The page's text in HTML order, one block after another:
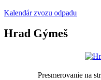
Kalendár zvozu odpadu
Hrad Gýmeš
Presmerovanie na